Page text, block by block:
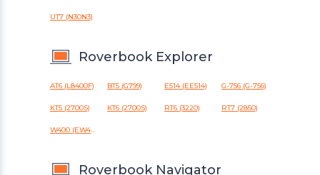
UT7 (N30N3)
Roverbook Explorer
AT6 (L8400F) BT5 (G799) E514 (EE514) G-756 (G-756)
KT5 (2700S) KT6 (2700S) RT6 (3220) RT7 (2850)
W400 (EW400)
Roverbook Navigator